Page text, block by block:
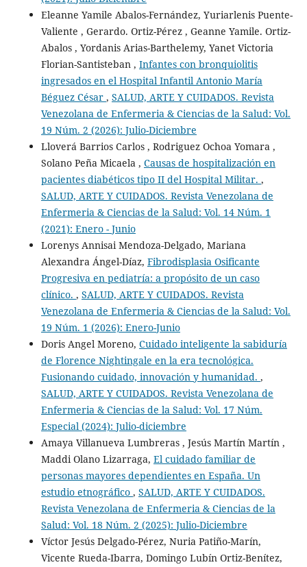
Eleanne Yamile Abalos-Fernández, Yuriarlenis Puente-
Valiente , Gerardo. Ortiz-Pérez , Geanne Yamile. Ortiz-
Abalos , Yordanis Arias-Barthelemy, Yanet Victoria
Florian-Santisteban , Infantes con bronquiolitis
ingresados en el Hospital Infantil Antonio María
Béguez César , SALUD, ARTE Y CUIDADOS. Revista
Venezolana de Enfermeria & Ciencias de la Salud: Vol.
19 Núm. 2 (2026): Julio-Diciembre
Lloverá Barrios Carlos , Rodriguez Ochoa Yomara ,
Solano Peña Micaela , Causas de hospitalización en
pacientes diabéticos tipo II del Hospital Militar. ,
SALUD, ARTE Y CUIDADOS. Revista Venezolana de
Enfermeria & Ciencias de la Salud: Vol. 14 Núm. 1
(2021): Enero - Junio
Lorenys Annisai Mendoza-Delgado, Mariana
Alexandra Ángel-Díaz, Fibrodisplasia Osificante
Progresiva en pediatría: a propósito de un caso
clínico. , SALUD, ARTE Y CUIDADOS. Revista
Venezolana de Enfermeria & Ciencias de la Salud: Vol.
19 Núm. 1 (2026): Enero-Junio
Doris Angel Moreno, Cuidado inteligente la sabiduría
de Florence Nightingale en la era tecnológica.
Fusionando cuidado, innovación y humanidad. ,
SALUD, ARTE Y CUIDADOS. Revista Venezolana de
Enfermeria & Ciencias de la Salud: Vol. 17 Núm.
Especial (2024): Julio-diciembre
Amaya Villanueva Lumbreras , Jesús Martín Martín ,
Maddi Olano Lizarraga, El cuidado familiar de
personas mayores dependientes en España. Un
estudio etnográfico , SALUD, ARTE Y CUIDADOS.
Revista Venezolana de Enfermeria & Ciencias de la
Salud: Vol. 18 Núm. 2 (2025): Julio-Diciembre
Víctor Jesús Delgado-Pérez, Nuria Patiño-Marín,
Vicente Rueda-Ibarra, Domingo Lubín Ortiz-Benítez,